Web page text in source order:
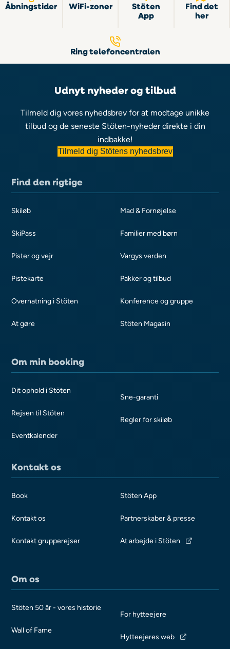
Åbningstider WiFi-zoner
Stöten
App
Find det
her
Ring telefoncentralen
Udnyt nyheder og tilbud
Tilmeld dig vores nyhedsbrev for at modtage unikke
tilbud og de seneste Stöten-nyheder direkte i din
indbakke!
Tilmeld dig Stötens nyhedsbrev
Find den rigtige
Skiløb
SkiPass
Pister og vejr
Pistekarte
Overnatning i Stöten
At gøre
Mad & Fornøjelse
Familier med børn
Vargys verden
Pakker og tilbud
Konference og gruppe
Stöten Magasin
Om min booking
Dit ophold i Stöten
Rejsen til Stöten
Eventkalender
Sne-garanti
Regler for skiløb
Kontakt os
Book
Kontakt os
Kontakt grupperejser
Stöten App
Partnerskaber & presse
At arbejde i Stöten
Om os
Stöten 50 år - vores historie
Wall of Fame
For hytteejere
Hytteejeres web